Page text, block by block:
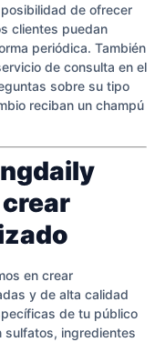
de ofrecer
clientes puedan
periódica. También
de consulta en el
sobre su tipo
reciban un champú
en crear
y de alta calidad
de tu público
sulfatos, ingredientes